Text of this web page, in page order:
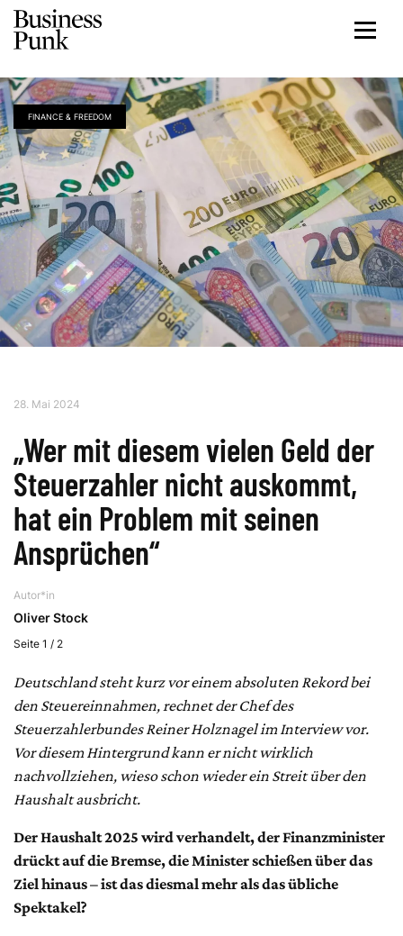
FINANCE & FREEDOM
28. Mai 2024
„Wer mit diesem vielen Geld der
Steuerzahler nicht auskommt,
hat ein Problem mit seinen
Ansprüchen“
Autor*in
Oliver Stock
Seite 1 / 2
Deutschland steht kurz vor einem absoluten Rekord bei
den Steuereinnahmen, rechnet der Chef des
Steuerzahlerbundes Reiner Holznagel im Interview vor.
Vor diesem Hintergrund kann er nicht wirklich
nachvollziehen, wieso schon wieder ein Streit über den
Haushalt ausbricht.
Der Haushalt 2025 wird verhandelt, der Finanzminister
drückt auf die Bremse, die Minister schießen über das
Ziel hinaus – ist das diesmal mehr als das übliche
Spektakel?